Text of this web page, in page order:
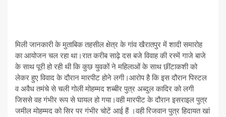
मिली जानकारी के मुताबिक तहसील क्षेत्र के गांव खैरातपुर में शादी समारोह
का आयोजन चल रहा था।रात करीब साढ़े दस बजे विवाह की रस्में गाजे बाजे
के साथ पूरी हो रही थी कि कुछ युवकों ने महिलाओं के साथ छींटाकशी को
लेकर हुए विवाद के दौरान मारपीट होने लगी।आरोप है कि इस दौरान पिस्टल
व अवैध तमंचे से चली गोली मोहम्मद शब्बीर पुत्र अब्दुल कादिर को लगी
जिससे वह गंभीर रूप से घायल हो गया।वही मारपीट के दौरान इसराइल पुत्र
जमील मोहम्मद को सिर पर गंभीर चोटें आई हैं ।वही रिजवान पुत्र हिदायत खां